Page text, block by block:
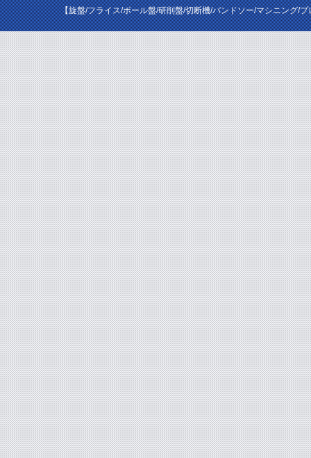
【旋盤/フライス/ボール盤/研削盤/切断機/バンドソー/マシニング/